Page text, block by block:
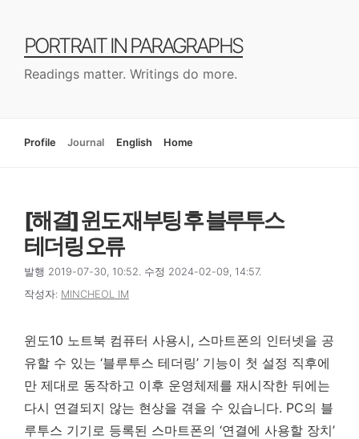
PORTRAIT IN PARAGRAPHS
Readings matter. Writings do more.
Profile Journal English Home
[해결] 윈도 재부팅 후 블루투스
테더링 오류
발행 2019-07-30, 10:52. 수정 2024-02-09, 14:57.
작성자: MINCHEOL IM
윈도10 노트북 컴퓨터 사용시, 스마트폰의 인터넷을 공
유할 수 있는 ‘블루투스 테더링’ 기능이 첫 설정 직후에
만 제대로 동작하고 이후 운영체제를 재시작한 뒤에는
다시 연결되지 않는 현상을 겪을 수 있습니다. PC의 블
루투스 기기로 등록된 스마트폰의 ‘연결에 사용할 장치’